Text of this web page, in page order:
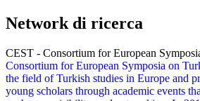
Network di ricerca
CEST - Consortium for European
Consortium for European Symposia on
the field of Turkish studies in Europe and
young scholars through academic events